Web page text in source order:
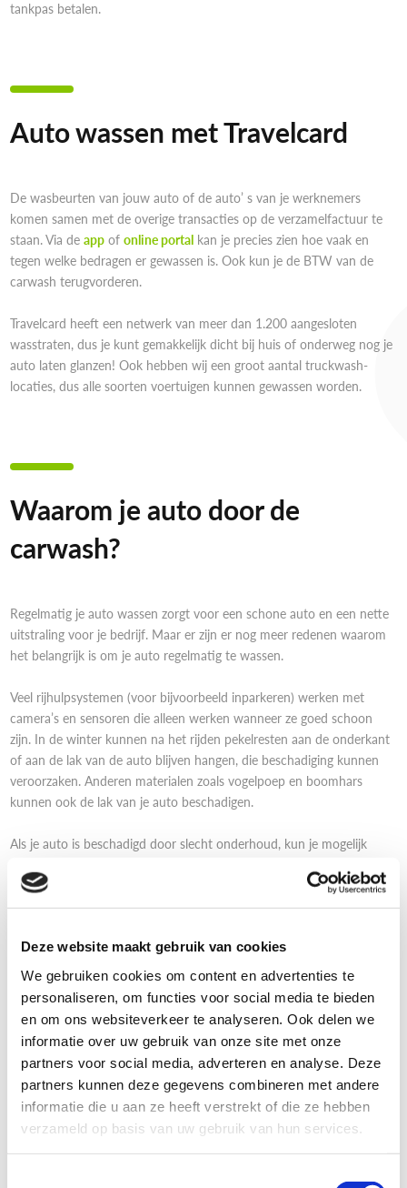
Deze website maakt gebruik van cookies
We gebruiken cookies om content en advertenties te
personaliseren, om functies voor social media te bieden
en om ons websiteverkeer te analyseren. Ook delen we
informatie over uw gebruik van onze site met onze
partners voor social media, adverteren en analyse. Deze
partners kunnen deze gegevens combineren met andere
informatie die u aan ze heeft verstrekt of die ze hebben
verzameld op basis van uw gebruik van hun services.
tankpas betalen.
Auto wassen met Travelcard
De wasbeurten van jouw auto of de auto’ s van je werknemers
komen samen met de overige transacties op de verzamelfactuur te
staan. Via deapp ofonline portal kan je precies zien hoe vaak en
tegen welke bedragen er gewassen is. Ook kun je de BTW van de
carwash terugvorderen.
Travelcard heeft een netwerk van meer dan 1.200 aangesloten
wasstraten, dus je kunt gemakkelijk dicht bij huis of onderweg nog je
auto laten glanzen! Ook hebben wij een groot aantal truckwash-
locaties, dus alle soorten voertuigen kunnen gewassen worden.
Waarom je auto door de
carwash?
Regelmatig je auto wassen zorgt voor een schone auto en een nette
uitstraling voor je bedrijf. Maar er zijn er nog meer redenen waarom
het belangrijk is om je auto regelmatig te wassen.
Veel rijhulpsystemen (voor bijvoorbeeld inparkeren) werken met
camera’s en sensoren die alleen werken wanneer ze goed schoon
zijn. In de winter kunnen na het rijden pekelresten aan de onderkant
of aan de lak van de auto blijven hangen, die beschadiging kunnen
veroorzaken. Anderen materialen zoals vogelpoep en boomhars
kunnen ook de lak van je auto beschadigen.
Als je auto is beschadigd door slecht onderhoud, kun je mogelijk
leaseauto loop je het risico dat je een boete moet betalen als je de
auto inlevert. Slecht onderhoud staat vaak gelijk met extra kosten.
Verschillende wasstraten
Bij de meeste wasstraten is de wasbeurt binnen een paar minuten
klaar, waardoor je tijdens een meeting of onderweg naar kantoor je
auto snel weer kan laten glimmen.
De twee meest voorkomende wasstraten zijn de ‘roll-over’ en de